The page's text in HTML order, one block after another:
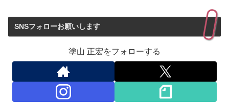
SNSフォローお願いします
塗山 正宏をフォローする